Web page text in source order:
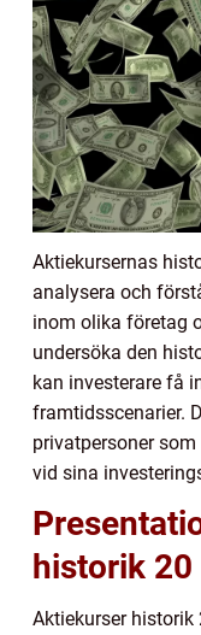
Aktiekursernas
analysera och
inom olika företag
undersöka den
kan investerare få
framtidsscenarier.
privatpersoner
vid sina
historik 20
Aktiekurser historik